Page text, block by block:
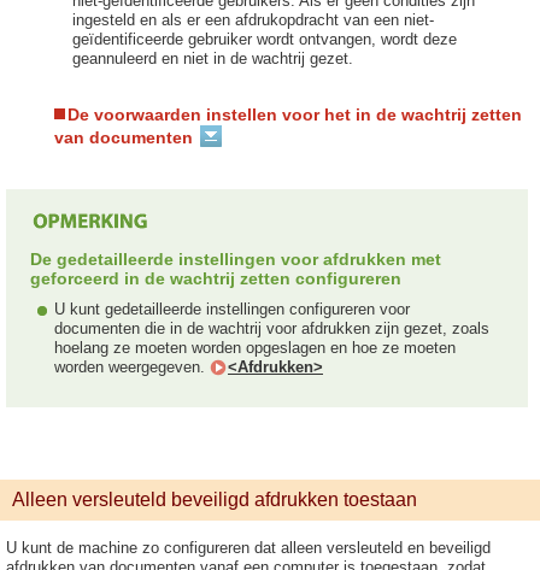
ingesteld en als er een afdrukopdracht van een niet-
geïdentificeerde gebruiker wordt ontvangen, wordt deze
geannuleerd en niet in de wachtrij gezet.
De voorwaarden instellen voor het in de wachtrij zetten
van documenten
De gedetailleerde instellingen voor afdrukken met
geforceerd in de wachtrij zetten configureren
U kunt gedetailleerde instellingen configureren voor
documenten die in de wachtrij voor afdrukken zijn gezet, zoals
hoelang ze moeten worden opgeslagen en hoe ze moeten
worden weergegeven.
<Afdrukken>
Alleen versleuteld beveiligd afdrukken toestaan
U kunt de machine zo configureren dat alleen versleuteld en beveiligd